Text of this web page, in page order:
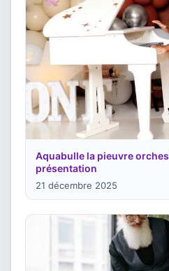
Aquabulle la pieuvre
présentation
21 décembre 2025